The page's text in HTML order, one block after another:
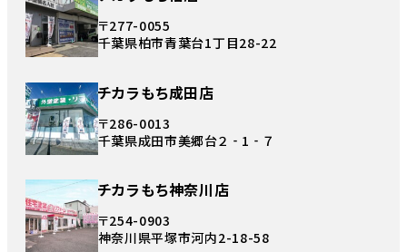
〒277-0055
千葉県柏市青葉台1丁目28-22
チカラもち成田店
〒286-0013
千葉県成田市美郷台２‐1‐７
チカラもち神奈川店
〒254-0903
神奈川県平塚市河内2-18-58